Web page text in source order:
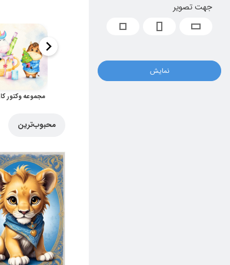
محبوب‌ترین
جهت تصویر
نمایش
کسب درآمد از فروش تصاویر
021 28428845
تماس با ما
بلاگ پارس استاک